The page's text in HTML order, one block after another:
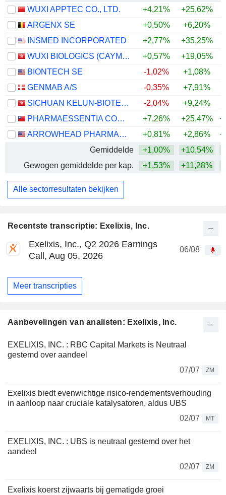
Recentste transcriptie: Exelixis, Inc.
Exelixis, Inc., Q2 2026 Earnings
Call, Aug 05, 2026
06/08
Meer transcripties
Aanbevelingen van analisten: Exelixis, Inc.
EXELIXIS, INC. : RBC Capital Markets is Neutraal
gestemd over aandeel
07/07
ZM
Exelixis biedt evenwichtige risico-rendementsverhouding
in aanloop naar cruciale katalysatoren, aldus UBS
02/07
MT
EXELIXIS, INC. : UBS is neutraal gestemd over het
aandeel
02/07
ZM
Exelixis koerst zijwaarts bij gematigde groei
WUXI APPTEC CO., LTD.
+4,21% +25,62%
ARGENX SE
+0,50% +6,20%
INSMED INCORPORATED
+2,77% +35,25%
WUXI BIOLOGICS (CAYMAN) INC.
+0,57% +19,05%
BIONTECH SE
-1,02% +1,08%
GENMAB A/S
-0,35% +7,91%
SICHUAN KELUN-BIOTECH BIOPHARMACEUTICAL CO., LTD.
-2,04% +9,24%
PHARMAESSENTIA CORPORATION
+7,26% +25,47%
ARROWHEAD PHARMACEUTICALS, INC.
+0,81% +2,86%
Gemiddelde
+1,00% +10,54%
Gewogen gemiddelde per kap.
+1,53% +11,28%
Alle sectorresultaten bekijken